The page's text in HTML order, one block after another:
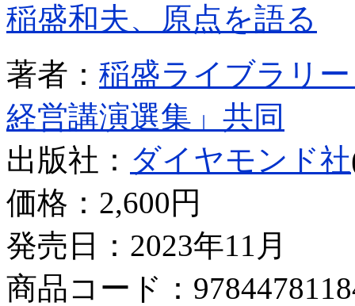
稲盛和夫、原点を語る
著者： 稲盛ライブラリ
経営講演選集」共同
出版社： ダイヤモンド社
価格： 2,600円
発売日：2023年11月
商品コード：